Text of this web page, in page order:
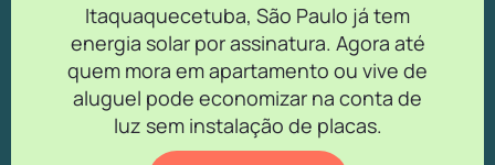
Itaquaquecetuba, São Paulo já tem
energia solar por assinatura. Agora até
quem mora em apartamento ou vive de
aluguel pode economizar na conta de
luz sem instalação de placas.